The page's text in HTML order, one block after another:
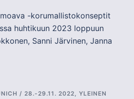
-korumallistokonseptit
huhtikuun 2023 loppuun
Sanni Järvinen, Janna
/ 28.-29.11. 2022,YLEINEN